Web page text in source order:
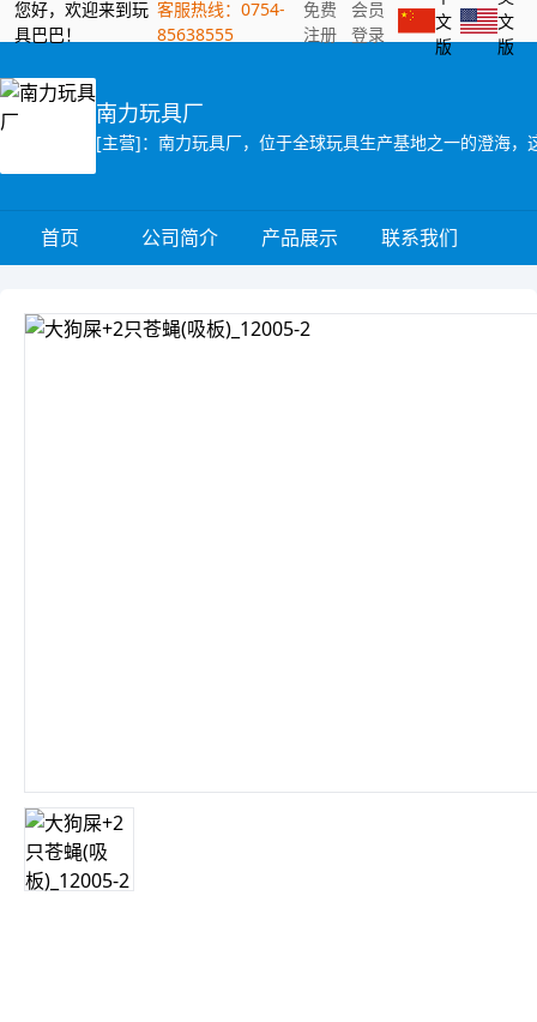
您好，欢迎来到玩
具巴巴！
客服热线：0754-
85638555
免费
注册
会员
登录
文
版
文
版
南力玩具厂
首页 公司简介 产品展示 联系我们